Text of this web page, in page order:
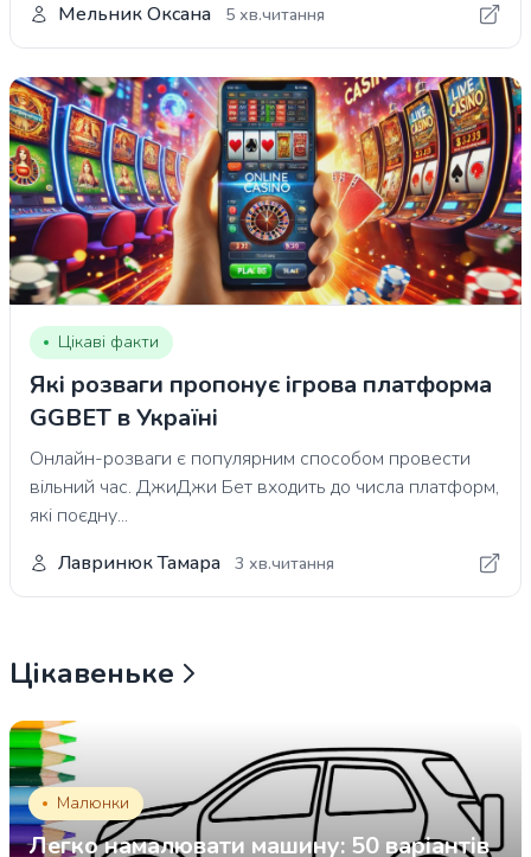
Мельник Оксана
5 хв.читання
Цікаві факти
Які розваги пропонує ігрова платформа
GGBET в Україні
Онлайн-розваги є популярним способом провести
вільний час. ДжиДжи Бет входить до числа платформ,
які поєдну...
Лавринюк Тамара
3 хв.читання
Цікавеньке
Малюнки
Легко намалювати машину: 50 варіантів